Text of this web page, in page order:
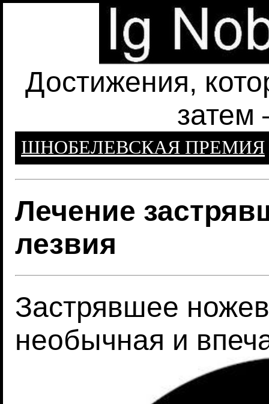
Достижения,
затем
ШНОБЕЛЕВСКАЯ ПРЕМИЯ
Лечение
лезвия
Застрявшее
необычная и